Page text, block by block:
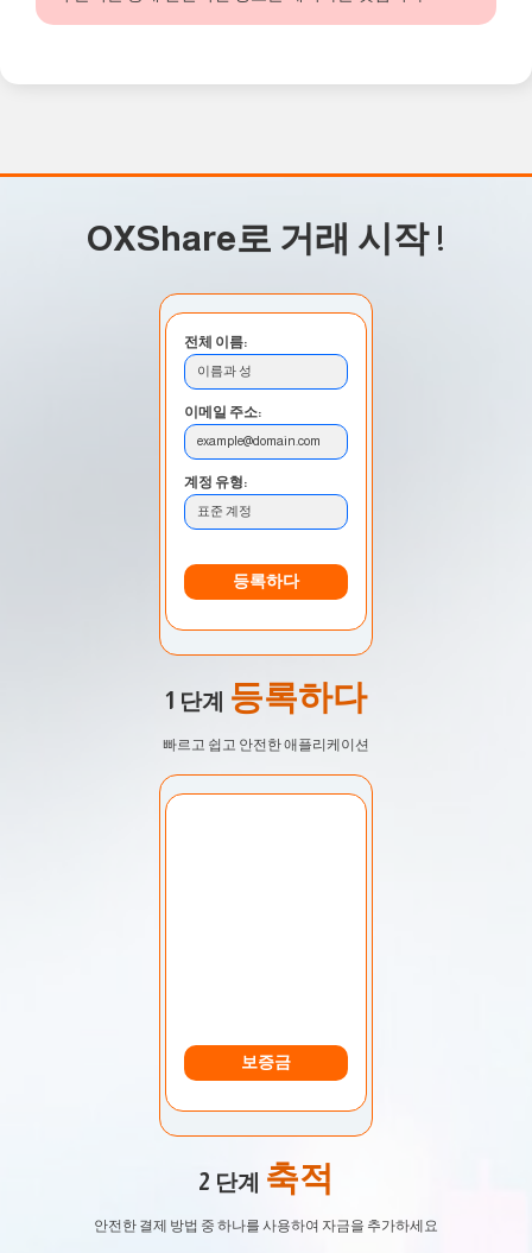
OXShare로 거래 시작!
전체 이름:
이름과 성
이메일 주소:
example@domain.com
계정 유형:
표준 계정
등록하다
1 단계 등록하다
빠르고 쉽고 안전한 애플리케이션
보증금
2 단계 축적
안전한 결제 방법 중 하나를 사용하여 자금을 추가하세요